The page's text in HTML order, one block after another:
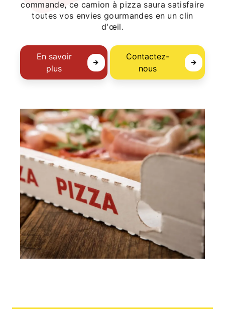
commande, ce camion à pizza saura satisfaire
toutes vos envies gourmandes en un clin
d'œil.
En savoir
plus
Contactez-
nous